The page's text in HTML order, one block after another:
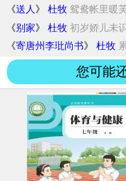
破是非...
《送人 》 杜牧 鸳鸯帐里暖
《别家》 杜牧 初岁娇儿未
《寄唐州李玭尚书》 杜牧
秃...
您可能